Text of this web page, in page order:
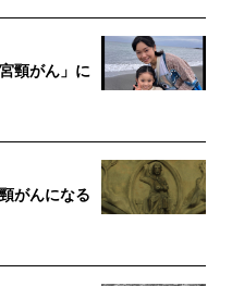
頸がん」に
がんになる